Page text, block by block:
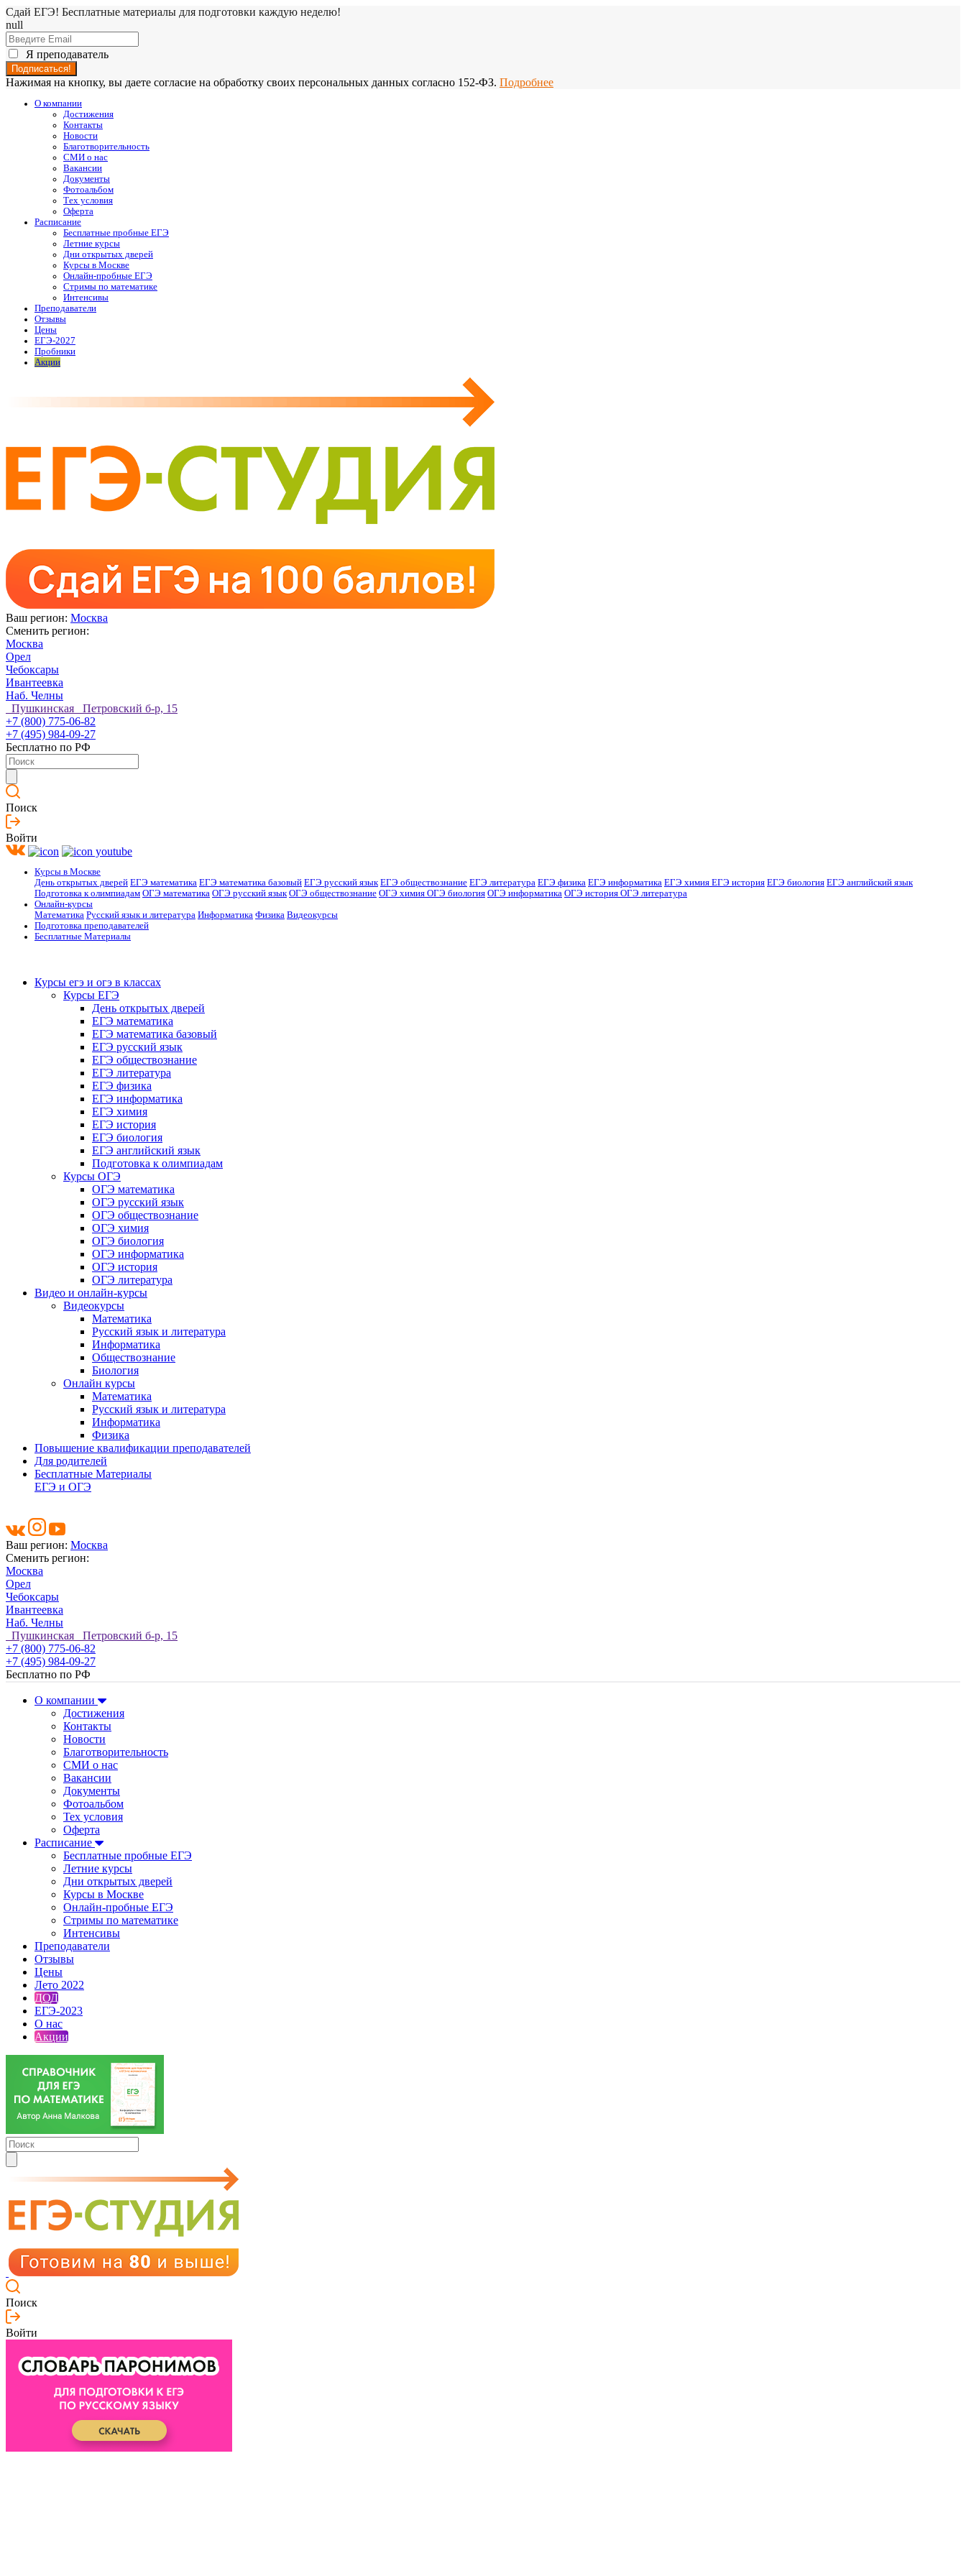
Сдай ЕГЭ! Бесплатные материалы для подготовки каждую неделю!
null
Я преподаватель
Нажимая на кнопку, вы даете согласие на обработку своих персональных данных согласно 152-ФЗ. Подробнее
О компании
Достижения
Контакты
Новости
Благотворительность
СМИ о нас
Вакансии
Документы
Фотоальбом
Тех условия
Оферта
Расписание
Бесплатные пробные ЕГЭ
Летние курсы
Дни открытых дверей
Курсы в Москве
Онлайн-пробные ЕГЭ
Стримы по математике
Интенсивы
Преподаватели
Отзывы
Цены
ЕГЭ-2027
Пробники
Акции
Ваш регион: Москва
Сменить регион:
Москва
Орел
Чебоксары
Ивантеевка
Наб. Челны
Пушкинская Петровский б-р, 15
+7 (800) 775-06-82
+7 (495) 984-09-27
Бесплатно по РФ
Поиск
Войти
Курсы в Москве
День открытых дверей ЕГЭ математика ЕГЭ математика базовый ЕГЭ русский язык ЕГЭ обществознание ЕГЭ литература ЕГЭ физика ЕГЭ информатика ЕГЭ химия ЕГЭ история ЕГЭ биология ЕГЭ английский язык
Подготовка к олимпиадам ОГЭ математика ОГЭ русский язык ОГЭ обществознание ОГЭ химия ОГЭ биология ОГЭ информатика ОГЭ история ОГЭ литература
Онлайн-курсы
Математика Русский язык и литература Информатика Физика Видеокурсы
Подготовка преподавателей
Бесплатные Материалы
Курсы егэ и огэ в классах
Курсы ЕГЭ
День открытых дверей
ЕГЭ математика
ЕГЭ математика базовый
ЕГЭ русский язык
ЕГЭ обществознание
ЕГЭ литература
ЕГЭ физика
ЕГЭ информатика
ЕГЭ химия
ЕГЭ история
ЕГЭ биология
ЕГЭ английский язык
Подготовка к олимпиадам
Курсы ОГЭ
ОГЭ математика
ОГЭ русский язык
ОГЭ обществознание
ОГЭ химия
ОГЭ биология
ОГЭ информатика
ОГЭ история
ОГЭ литература
Видео и онлайн-курсы
Видеокурсы
Математика
Русский язык и литература
Информатика
Обществознание
Биология
Онлайн курсы
Математика
Русский язык и литература
Информатика
Физика
Повышение квалификации преподавателей
Для родителей
Бесплатные Материалы
ЕГЭ и ОГЭ
Ваш регион: Москва
Сменить регион:
Москва
Орел
Чебоксары
Ивантеевка
Наб. Челны
Пушкинская Петровский б-р, 15
+7 (800) 775-06-82
+7 (495) 984-09-27
Бесплатно по РФ
О компании
Достижения
Контакты
Новости
Благотворительность
СМИ о нас
Вакансии
Документы
Фотоальбом
Тех условия
Оферта
Расписание
Бесплатные пробные ЕГЭ
Летние курсы
Дни открытых дверей
Курсы в Москве
Онлайн-пробные ЕГЭ
Стримы по математике
Интенсивы
Преподаватели
Отзывы
Цены
Лето 2022
ДОД
ЕГЭ-2023
О нас
Акции
Поиск
Войти